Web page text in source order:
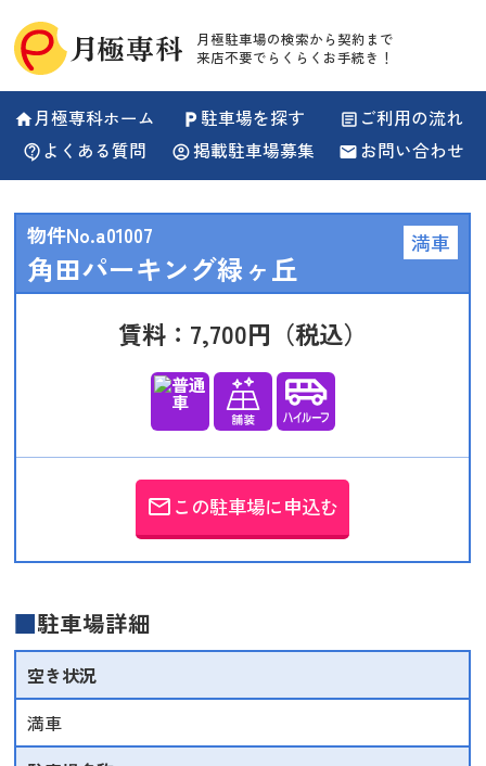
月極駐車場の検索から契約まで
来店不要でらくらくお手続き！
home月極専科ホーム local_parking 駐車場を探す article ご利用の流れ
contact_support よくある質問 account_circle掲載駐車場募集 email お問い合わせ
物件No.a01007
角田パーキング緑ヶ丘
満車
賃料：7,700円（税込）
email この駐車場に申込む
駐車場詳細
空き状況
満車